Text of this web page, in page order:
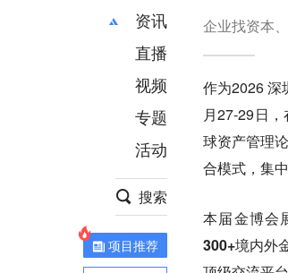
资讯
推荐
财经
项目推荐
安徽
直播
视频
专题
活动
搜索
项目推荐
企业找资本
作为2026 深
月27-29日
球资产管理
合模式，集
本届金博会
300+境内外